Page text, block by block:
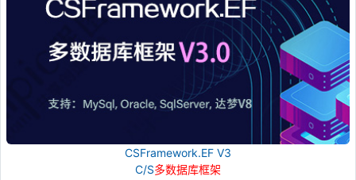
CSFramework.EF V3
C/S多数据库框架